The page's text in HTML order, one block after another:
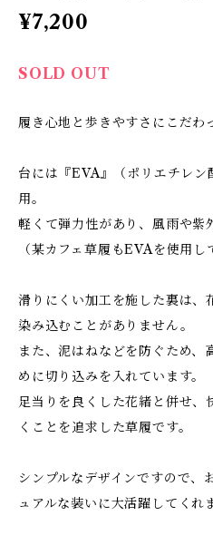
¥7,200
SOLD OUT
履き心地と歩きやすさにこだ
台には『EVA』（ポリエチレン
用。
軽くて弾力性があり、風雨や紫
（某カフェ草履もEVAを使用し
滑りにくい加工を施した裏は、
染み込むことがありません。
また、泥はねなどを防ぐため
めに切り込みを入れています。
足当りを良くした花緒と併せ、
くことを追求した草履です。
シンプルなデザインですので、
ュアルな装いに大活躍してくれ